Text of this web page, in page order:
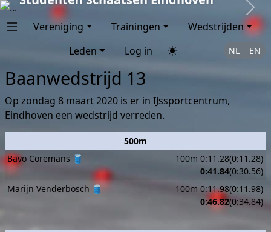
Next
Vereniging
Trainingen
Wedstrijden
Leden
Log in NL EN
Baanwedstrijd 13
Op zondag 8 maart 2020 is er in IJssportcentrum,
Eindhoven een wedstrijd verreden.
500m
Bavo Coremans 🛢️
100m 0:11.28(0:11.28)
0:41.84(0:30.56)
Marijn Venderbosch 🛢️
100m 0:11.98(0:11.98)
0:46.82(0:34.84)